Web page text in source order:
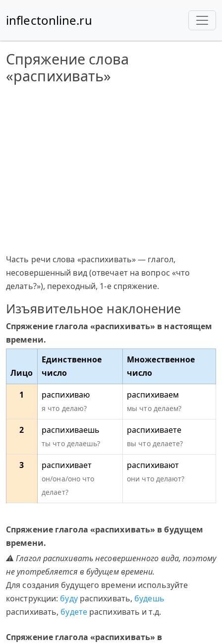
inflectonline.ru
Спряжение слова
«распихивать»
Часть речи слова «распихивать» — глагол,
несовершенный вид (отвечает на вопрос «что
делать?»), переходный, 1-е спряжение.
Изъявительное наклонение
Спряжение глагола «распихивать» в настоящем
времени.
Лицо
Единственное
число
Множественное
число
1
распихиваю
я что делаю?
распихиваем
мы что делаем?
2 распихиваешь
ты что делаешь?
распихиваете
вы что делаете?
3 распихивает
он/она/оно что
делает?
распихивают
они что делают?
Спряжение глагола «распихивать» в будущем
времени.
⚠ Глагол распихивать несовершенного вида, поэтому
не употребляется в будущем времени.
Для создания будущего времени используйте
конструкции: будураспихивать, будешь
распихивать, будетераспихивать и т.д.
Спряжение глагола «распихивать» в